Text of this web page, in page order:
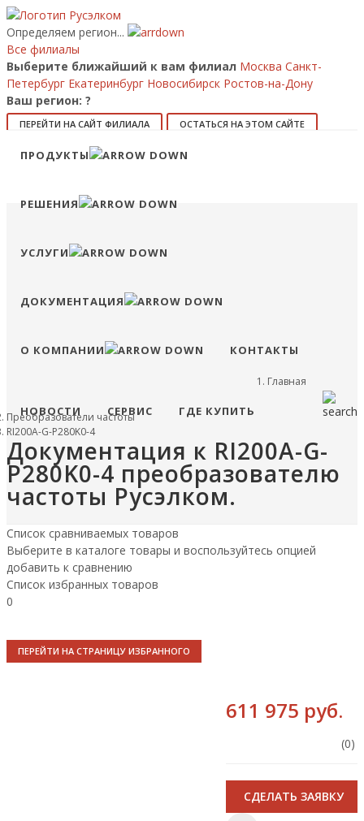
Определяем регион...
Все филиалы
Выберите ближайший к вам филиал Москва Санкт-
Петербург Екатеринбург Новосибирск Ростов-на-Дону
Ваш регион: ?
ПЕРЕЙТИ НА САЙТ ФИЛИАЛА ОСТАТЬСЯ НА ЭТОМ САЙТЕ
Позвонить
Сравнение
ПРОДУКТЫ
РЕШЕНИЯ
УСЛУГИ
ДОКУМЕНТАЦИЯ
О КОМПАНИИ КОНТАКТЫ
НОВОСТИ СЕРВИС ГДЕ КУПИТЬ
Главная
Преобразователи частоты
RI200A-G-P280K0-4
Документация к RI200A-G-
P280K0-4 преобразователю
частоты Русэлком.
Список сравниваемых товаров
Выберите в каталоге товары и воспользуйтесь опцией
добавить к сравнению
Список избранных товаров
0
ПЕРЕЙТИ НА СТРАНИЦУ ИЗБРАННОГО
611 975 руб.
(0)
CДЕЛАТЬ ЗАЯВКУ